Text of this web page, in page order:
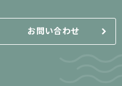
お問い合わせ